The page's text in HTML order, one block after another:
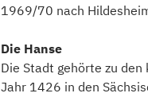
1969/70 nach
Die Hanse
Die Stadt gehörte zu
Jahr 1426 in den